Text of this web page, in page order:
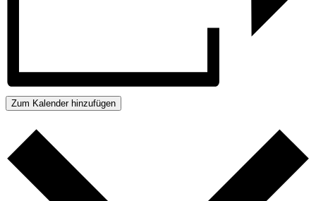
Zum Kalender hinzufügen